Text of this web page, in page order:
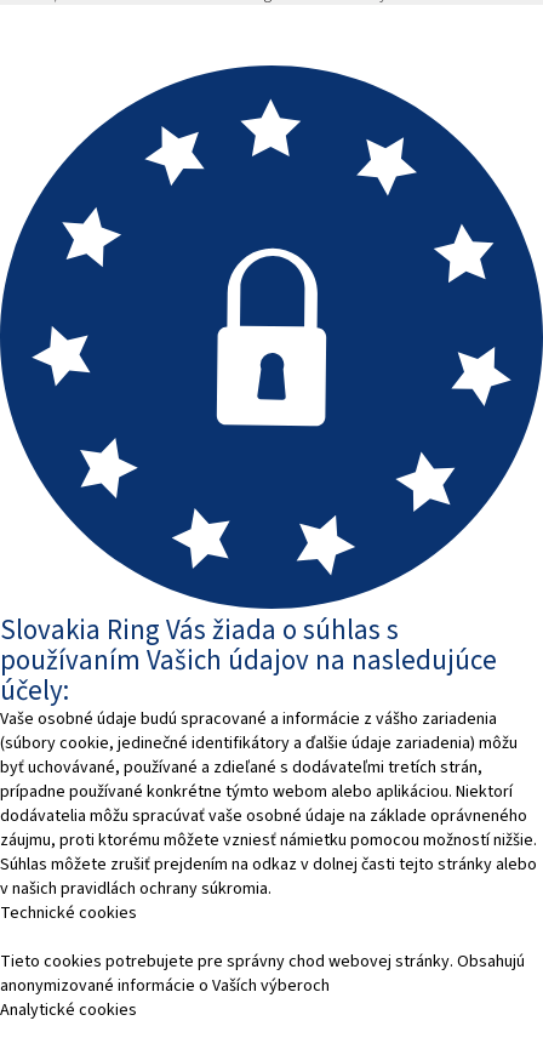
Slovakia Ring Vás žiada o súhlas s
používaním Vašich údajov na nasledujúce
účely:
Vaše osobné údaje budú spracované a informácie z vášho zariadenia
(súbory cookie, jedinečné identifikátory a ďalšie údaje zariadenia) môžu
byť uchovávané, používané a zdieľané s dodávateľmi tretích strán,
prípadne používané konkrétne týmto webom alebo aplikáciou. Niektorí
dodávatelia môžu spracúvať vaše osobné údaje na základe oprávneného
záujmu, proti ktorému môžete vzniesť námietku pomocou možností nižšie.
Súhlas môžete zrušiť prejdením na odkaz v dolnej časti tejto stránky alebo
v našich pravidlách ochrany súkromia.
Technické cookies
Tieto cookies potrebujete pre správny chod webovej stránky. Obsahujú
anonymizované informácie o Vaších výberoch
Analytické cookies